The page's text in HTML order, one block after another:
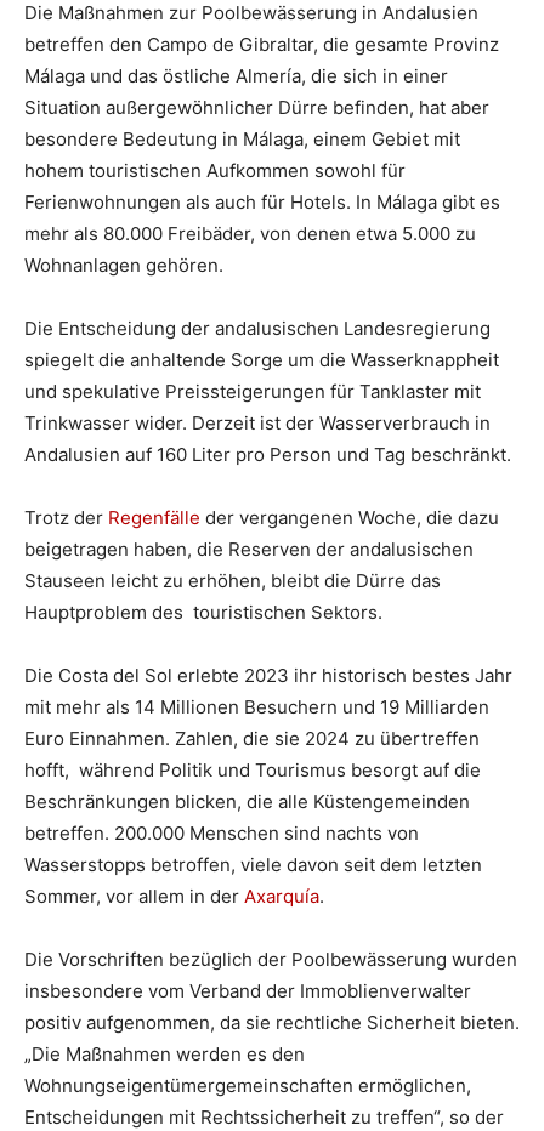
Die Maßnahmen zur Poolbewässerung in Andalusien
betreffen den Campo de Gibraltar, die gesamte Provinz
Málaga und das östliche Almería, die sich in einer
Situation außergewöhnlicher Dürre befinden, hat aber
besondere Bedeutung in Málaga, einem Gebiet mit
hohem touristischen Aufkommen sowohl für
Ferienwohnungen als auch für Hotels. In Málaga gibt es
mehr als 80.000 Freibäder, von denen etwa 5.000 zu
Wohnanlagen gehören.
Die Entscheidung der andalusischen Landesregierung
spiegelt die anhaltende Sorge um die Wasserknappheit
und spekulative Preissteigerungen für Tanklaster mit
Trinkwasser wider. Derzeit ist der Wasserverbrauch in
Andalusien auf 160 Liter pro Person und Tag beschränkt.
Trotz der Regenfälle der vergangenen Woche, die dazu
beigetragen haben, die Reserven der andalusischen
Stauseen leicht zu erhöhen, bleibt die Dürre das
Hauptproblem des touristischen Sektors.
Die Costa del Sol erlebte 2023 ihr historisch bestes Jahr
mit mehr als 14 Millionen Besuchern und 19 Milliarden
Euro Einnahmen. Zahlen, die sie 2024 zu übertreffen
hofft, während Politik und Tourismus besorgt auf die
Beschränkungen blicken, die alle Küstengemeinden
betreffen. 200.000 Menschen sind nachts von
Wasserstopps betroffen, viele davon seit dem letzten
Sommer, vor allem in der Axarquía.
Die Vorschriften bezüglich der Poolbewässerung wurden
insbesondere vom Verband der Immoblienverwalter
positiv aufgenommen, da sie rechtliche Sicherheit bieten.
„Die Maßnahmen werden es den
Wohnungseigentümergemeinschaften ermöglichen,
Entscheidungen mit Rechtssicherheit zu treffen“, so der